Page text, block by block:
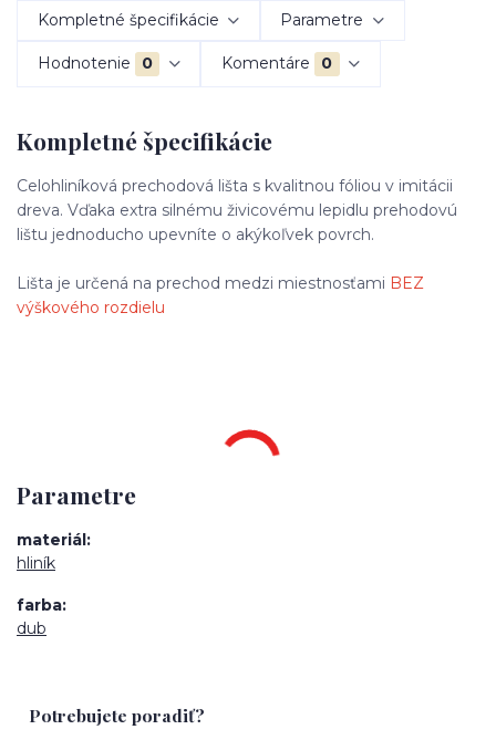
Kompletné špecifikácie Parametre
Hodnotenie 0 Komentáre 0
Kompletné špecifikácie
Celohliníková prechodová lišta s kvalitnou fóliou v imitácii
dreva. Vďaka extra silnému živicovému lepidlu prehodovú
lištu jednoducho upevníte o akýkoľvek povrch.
Lišta je určená na prechod medzi miestnosťami BEZ
výškového rozdielu
Parametre
materiál
hliník
farba
dub
Potrebujete poradiť?